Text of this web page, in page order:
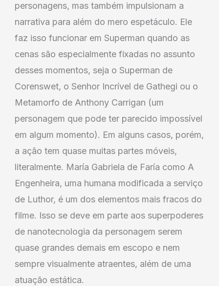
personagens, mas também impulsionam a
narrativa para além do mero espetáculo. Ele
faz isso funcionar em Superman quando as
cenas são especialmente fixadas no assunto
desses momentos, seja o Superman de
Corenswet, o Senhor Incrível de Gathegi ou o
Metamorfo de Anthony Carrigan (um
personagem que pode ter parecido impossível
em algum momento). Em alguns casos, porém,
a ação tem quase muitas partes móveis,
literalmente. María Gabriela de Faría como A
Engenheira, uma humana modificada a serviço
de Luthor, é um dos elementos mais fracos do
filme. Isso se deve em parte aos superpoderes
de nanotecnologia da personagem serem
quase grandes demais em escopo e nem
sempre visualmente atraentes, além de uma
atuação estática.